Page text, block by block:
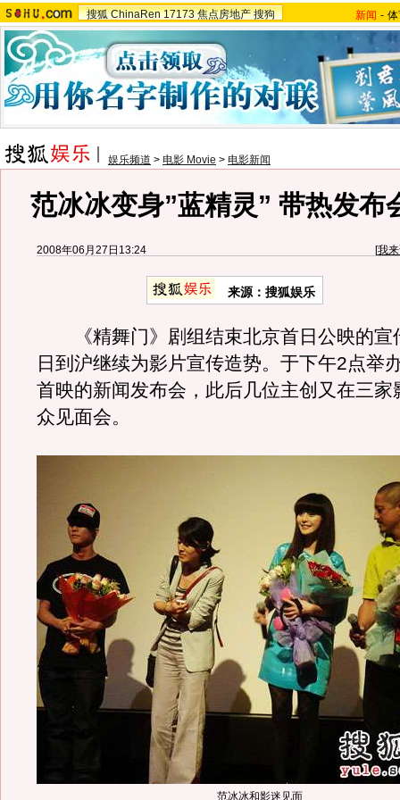
搜狐 ChinaRen 17173 焦点房地产 搜狗 新闻 -
娱乐频道 > 电影 Movie > 电影新闻
范冰冰变身”蓝精灵” 带热发布
2008年06月27日13:24 [我
来源：搜狐娱乐
《精舞门》剧组结束北京首日公映的宣
日到沪继续为影片宣传造势。于下午2点举
首映的新闻发布会，此后几位主创又在三家
众见面会。
范冰冰和影迷见面